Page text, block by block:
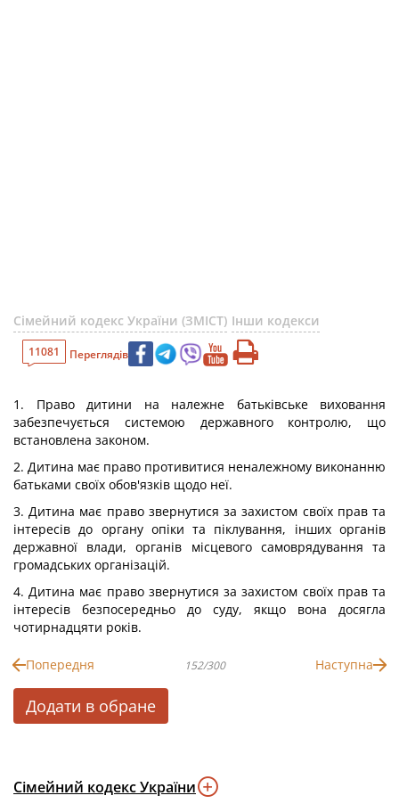
Сімейний кодекс України (ЗМІСТ) Інши кодекси
11081 Переглядів
1. Право дитини на належне батьківське виховання
забезпечується системою державного контролю, що
встановлена законом.
2. Дитина має право противитися неналежному виконанню
батьками своїх обов'язків щодо неї.
3. Дитина має право звернутися за захистом своїх прав та
інтересів до органу опіки та піклування, інших органів
державної влади, органів місцевого самоврядування та
громадських організацій.
4. Дитина має право звернутися за захистом своїх прав та
інтересів безпосередньо до суду, якщо вона досягла
чотирнадцяти років.
Попередня 152/300 Наступна
Додати в обране
Сімейний кодекс України